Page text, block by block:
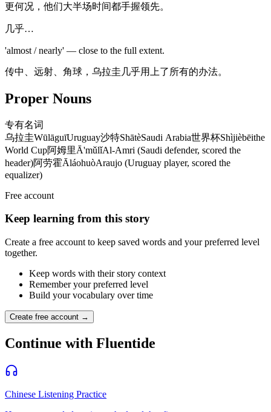
更何况，他们大半场时间都手握领先。
几乎…
'almost / nearly' — close to the full extent.
传中、远射、角球，乌拉圭几乎用上了所有的办法。
Proper Nouns
专有名词
乌拉圭WūlāguīUruguay沙特ShātèSaudi Arabia世界杯Shìjièbēithe
World Cup阿姆里Ā'mǔlǐAl-Amri (Saudi defender, scored the
header)阿劳霍ĀláohuòAraujo (Uruguay player, scored the
equalizer)
Free account
Keep learning from this story
Create a free account to keep saved words and your preferred level
together.
Keep words with their story context
Remember your preferred level
Build your vocabulary over time
Create free account →
Continue with Fluentide
Chinese Listening Practice